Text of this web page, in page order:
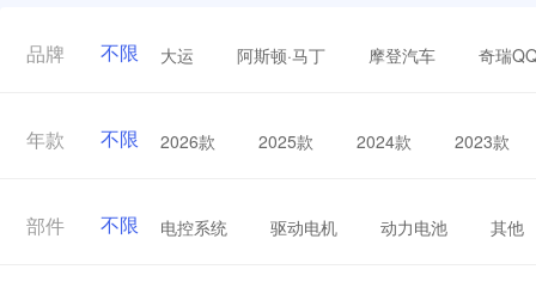
品牌 不限 大运 阿斯顿·马丁 摩登汽车 奇瑞
年款 不限 2026款 2025款 2024款 2023款
部件 不限 电控系统 驱动电机 动力电池 其他